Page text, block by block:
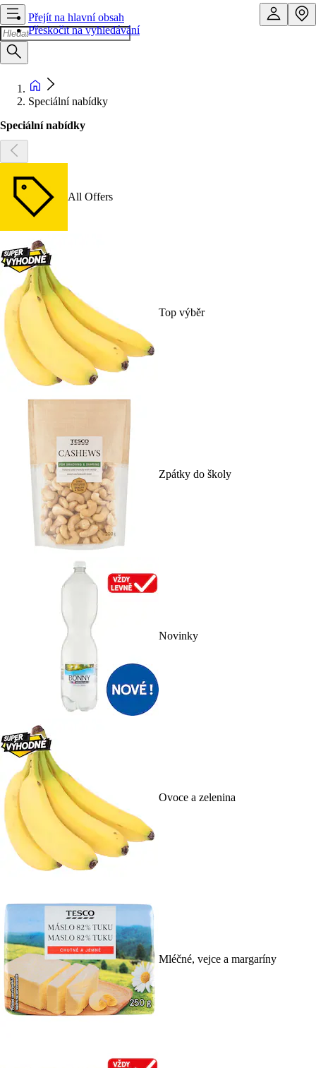
Přejít na hlavní obsah
Přeskočit na vyhledávání
Speciální nabídky
Speciální nabídky
All Offers
Top výběr
Zpátky do školy
Novinky
Ovoce a zelenina
Mléčné, vejce a margaríny